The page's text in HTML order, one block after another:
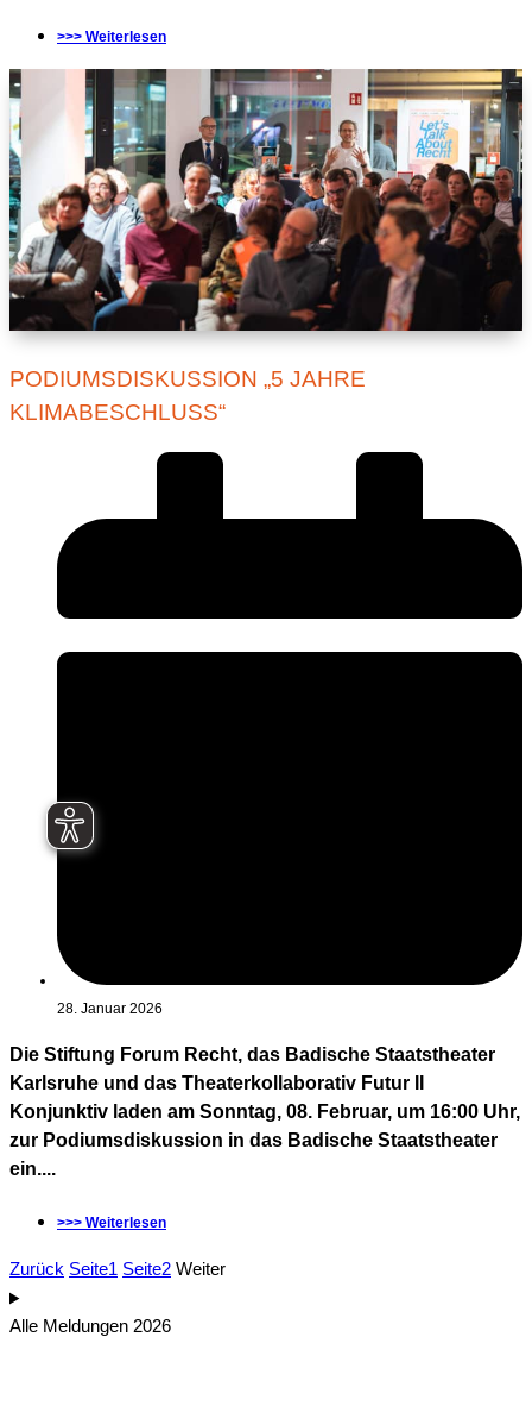
>>> Weiterlesen
PODIUMSDISKUSSION „5 JAHRE
KLIMABESCHLUSS“
28. Januar 2026
Die Stiftung Forum Recht, das Badische Staatstheater
Karlsruhe und das Theaterkollaborativ Futur II
Konjunktiv laden am Sonntag, 08. Februar, um 16:00 Uhr,
zur Podiumsdiskussion in das Badische Staatstheater
ein....
>>> Weiterlesen
Zurück Seite1 Seite2 Weiter
Alle Meldungen 2026